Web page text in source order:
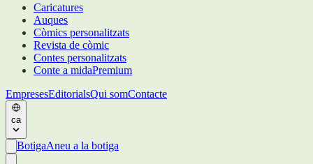
Caricatures
Auques
Còmics personalitzats
Revista de còmic
Contes personalitzats
Conte a midaPremium
EmpresesEditorialsQui somContacte
ca
BotigaAneu a la botiga